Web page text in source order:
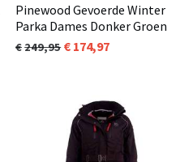
Pinewood Gevoerde Winter
Parka Dames Donker Groen
249,95 174,97